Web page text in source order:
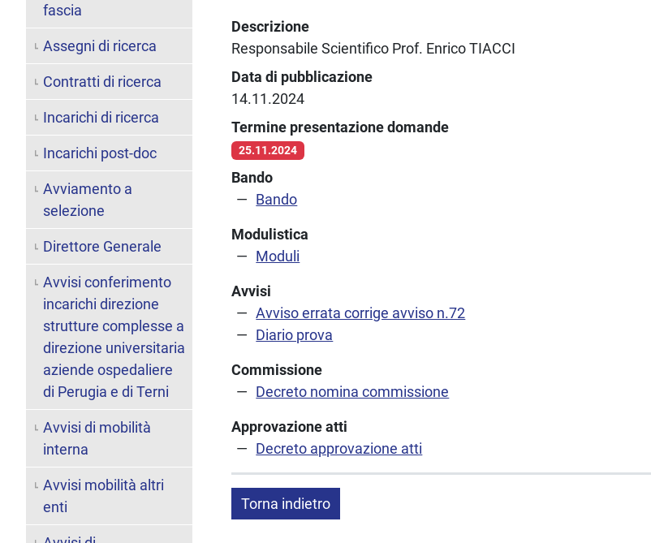
Descrizione
Responsabile Scientifico Prof. Enrico TIACCI
Data di pubblicazione
14.11.2024
Termine presentazione domande
25.11.2024
Bando
Bando
Modulistica
Moduli
Avvisi
Avviso errata corrige avviso n.72
Diario prova
Commissione
Decreto nomina commissione
Approvazione atti
Decreto approvazione atti
Torna indietro
fascia
Assegni di ricerca
Contratti di ricerca
Incarichi di ricerca
Incarichi post-doc
Avviamento a
selezione
Direttore Generale
Avvisi conferimento
incarichi direzione
strutture complesse a
direzione universitaria
aziende ospedaliere
di Perugia e di Terni
Avvisi di mobilità
interna
Avvisi mobilità altri
enti